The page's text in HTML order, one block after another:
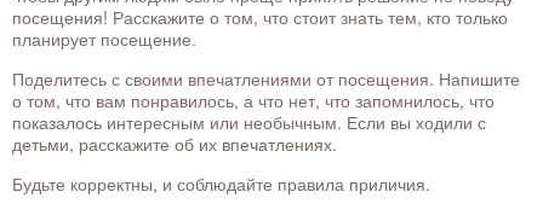
посещения! Расскажите о том, что стоит знать тем, кто только
планирует посещение.
Поделитесь с своими впечатлениями от посещения. Напишите
о том, что вам понравилось, а что нет, что запомнилось, что
показалось интересным или необычным. Если вы ходили с
детьми, расскажите об их впечатлениях.
Будьте корректны, и соблюдайте правила приличия.